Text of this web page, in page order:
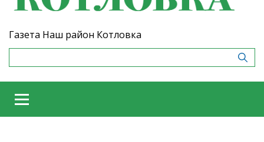
Газета Наш район Котловка